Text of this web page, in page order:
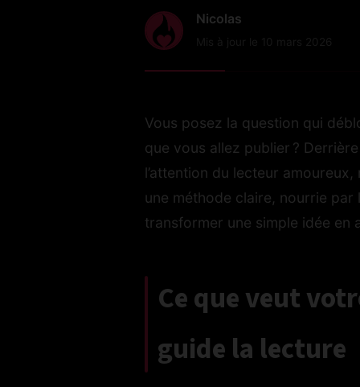
Nicolas
Vous posez la question qui
que vous allez publier ?
l’attention du lecteur amoureux,
une méthode claire, nourrie
transformer une simple idée en
Ce que veut
guide la lecture